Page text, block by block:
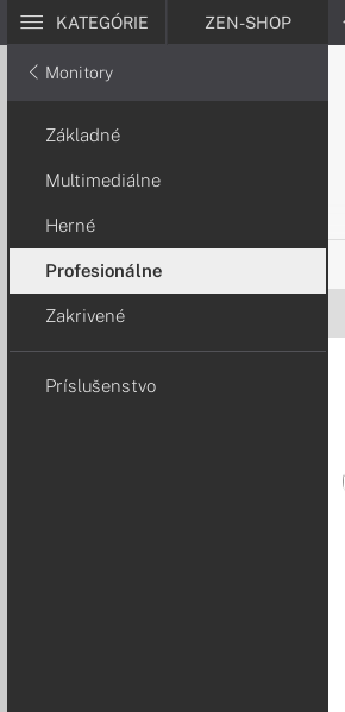
KATEGÓRIE ZEN-SHOP
Monitory
Základné
Multimediálne
Herné
Profesionálne
Zakrivené
Príslušenstvo